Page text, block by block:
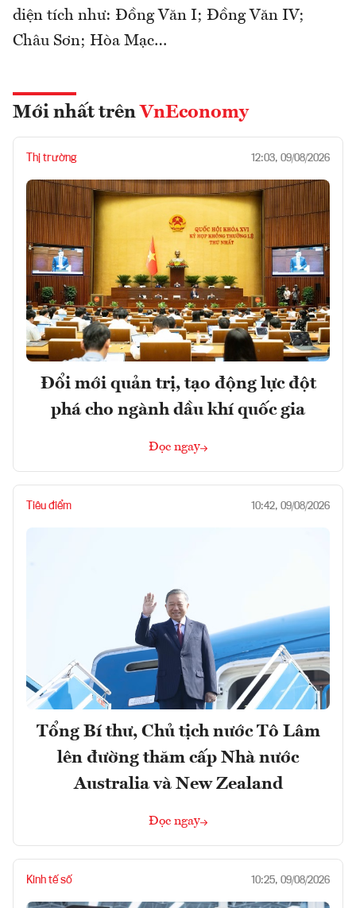
diện tích như: Đồng Văn I; Đồng Văn IV;
Châu Sơn; Hòa Mạc…
Mới nhất trên VnEconomy
Thị trường 12:03, 09/08/2026
Đổi mới quản trị, tạo động lực đột
phá cho ngành dầu khí quốc gia
Đọc ngay
Tiêu điểm 10:42, 09/08/2026
Tổng Bí thư, Chủ tịch nước Tô Lâm
lên đường thăm cấp Nhà nước
Australia và New Zealand
Đọc ngay
Kinh tế số 10:25, 09/08/2026